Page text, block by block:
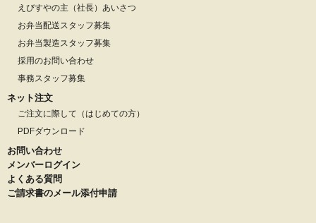
えびすやの主（社長）あいさつ
お弁当配送スタッフ募集
お弁当製造スタッフ募集
採用のお問い合わせ
事務スタッフ募集
ネット注文
ご注文に際して（はじめての方）
PDFダウンロード
お問い合わせ
メンバーログイン
よくある質問
ご請求書のメール添付申請